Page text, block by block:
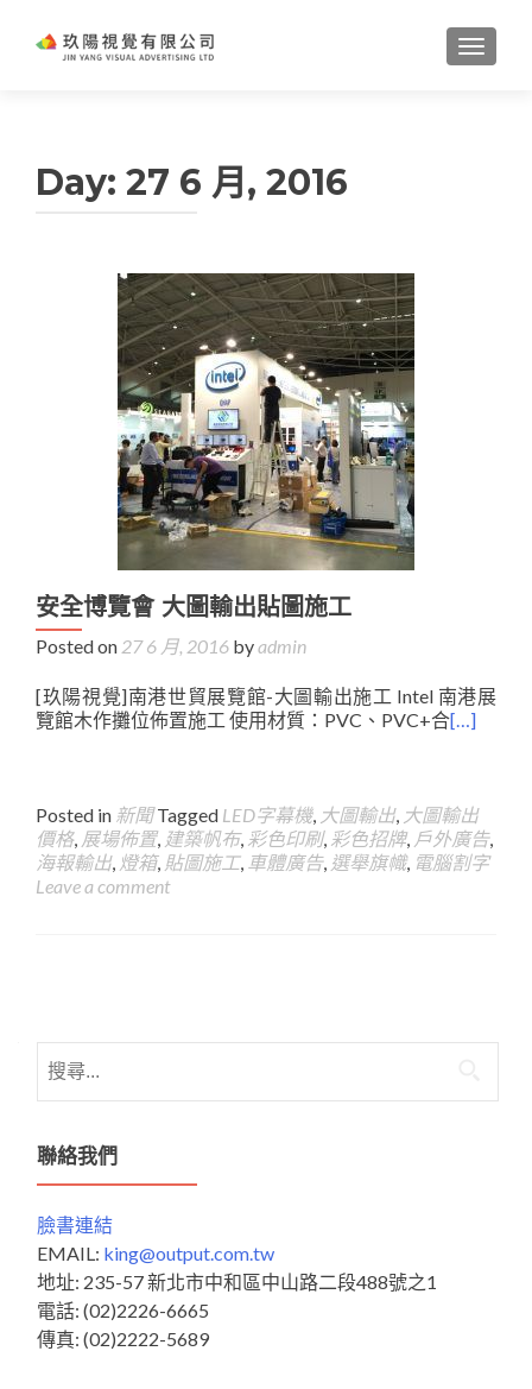
Day: 27 6 月, 2016
安全博覽會 大圖輸出貼圖施工
Posted on 27 6 月, 2016 byadmin
[玖陽視覺]南港世貿展覽館-大圖輸出施工 Intel 南港展
覽館木作攤位佈置施工 使用材質：PVC、PVC+合[…]
Posted in 新聞 Tagged LED字幕機, 大圖輸出, 大圖輸出
價格, 展場佈置, 建築帆布, 彩色印刷, 彩色招牌, 戶外廣告,
海報輸出, 燈箱, 貼圖施工, 車體廣告, 選舉旗幟, 電腦割字
Leave a comment
navigation
尋
鍵
字:
聯絡我們
臉書連結
EMAIL: king@output.com.tw
地址: 235-57 新北市中和區中山路二段488號之1
電話: (02)2226-6665
傳真: (02)2222-5689